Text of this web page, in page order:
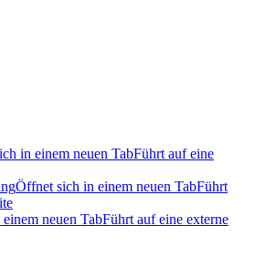
in einem neuen TabFührt auf eine
Öffnet sich in einem neuen TabFührt
neuen TabFührt auf eine externe